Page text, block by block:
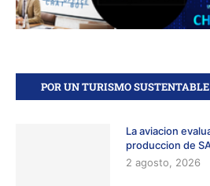
POR UN TURISMO SUSTENTABLE
La aviacion
produccion de
2 agosto, 2026